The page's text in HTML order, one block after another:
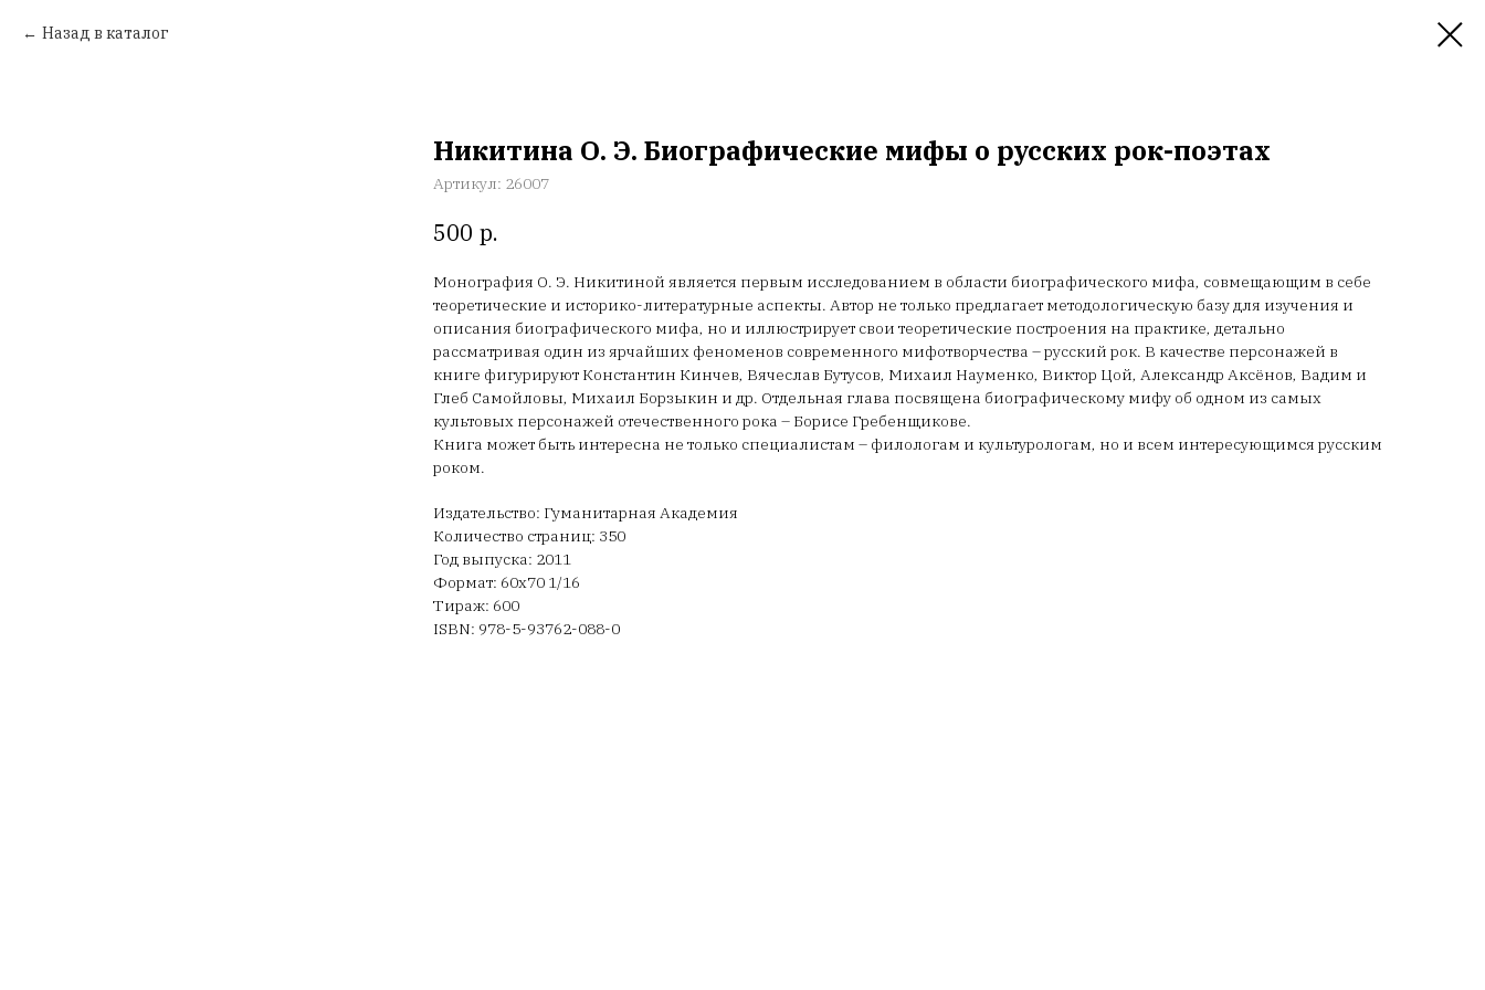
Назад в каталог
Никитина О. Э. Биографические мифы о русских рок-поэтах
Артикул: 26007
500 р.
Монография О. Э. Никитиной является первым исследованием в области биографического мифа, совмещающим в себе
теоретические и историко-литературные аспекты. Автор не только предлагает методологическую базу для изучения и
описания биографического мифа, но и иллюстрирует свои теоретические построения на практике, детально
рассматривая один из ярчайших феноменов современного мифотворчества – русский рок. В качестве персонажей в
книге фигурируют Константин Кинчев, Вячеслав Бутусов, Михаил Науменко, Виктор Цой, Александр Аксёнов, Вадим и
Глеб Самойловы, Михаил Борзыкин и др. Отдельная глава посвящена биографическому мифу об одном из самых
культовых персонажей отечественного рока – Борисе Гребенщикове.
Книга может быть интересна не только специалистам – филологам и культурологам, но и всем интересующимся русским
роком.
Издательство: Гуманитарная Академия
Количество страниц: 350
Год выпуска: 2011
Формат: 60х70 1/16
Тираж: 600
ISBN: 978-5-93762-088-0